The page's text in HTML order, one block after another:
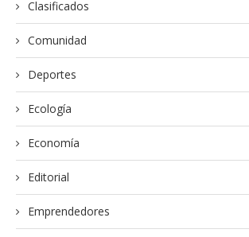
Clasificados
Comunidad
Deportes
Ecología
Economía
Editorial
Emprendedores